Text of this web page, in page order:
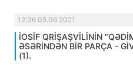
12:36 05.06.2021
İOSİF QRİŞAŞVİLİNİN
ƏSƏRİNDƏN BİR PARÇA -
(1).